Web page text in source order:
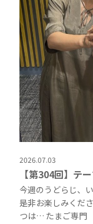
2026.07.03
【第304回】テ
今週のうどらじ、
是非お楽しみくだ
つは… たまご専